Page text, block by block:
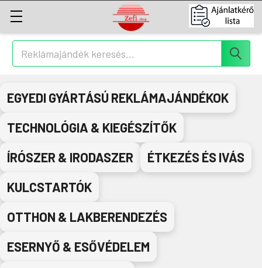
Keresés
EGYEDI GYÁRTÁSÚ REKLÁMAJÁNDÉKOK
TECHNOLÓGIA & KIEGÉSZÍTŐK
ÍRÓSZER & IRODASZER
ÉTKEZÉS ÉS IVÁS
KULCSTARTÓK
OTTHON & LAKBERENDEZÉS
ESERNYŐ & ESŐVÉDELEM